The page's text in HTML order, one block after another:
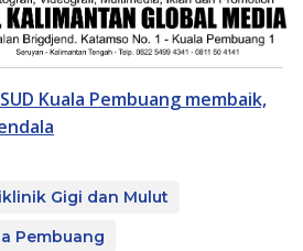
Kuala Pembuang membaik,
Gigi dan Mulut
Pembuang